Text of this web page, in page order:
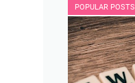
POPULAR POSTS